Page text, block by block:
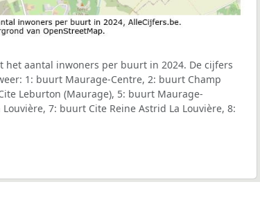
het aantal inwoners per buurt in 2024. De cijfers
1: buurt Maurage-Centre, 2: buurt Champ
Leburton (Maurage), 5: buurt Maurage-
7: buurt Cite Reine Astrid La Louvière, 8: